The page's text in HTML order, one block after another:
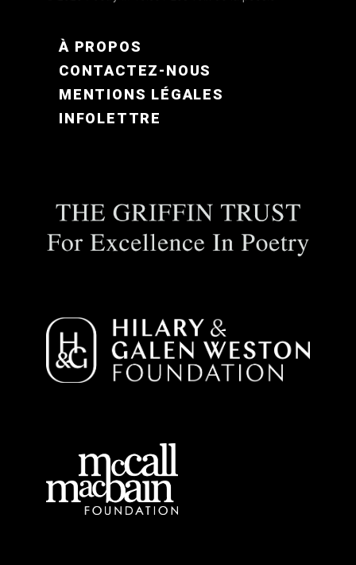
FOOTER MENU FR
À PROPOS
CONTACTEZ-NOUS
MENTIONS LÉGALES
INFOLETTRE